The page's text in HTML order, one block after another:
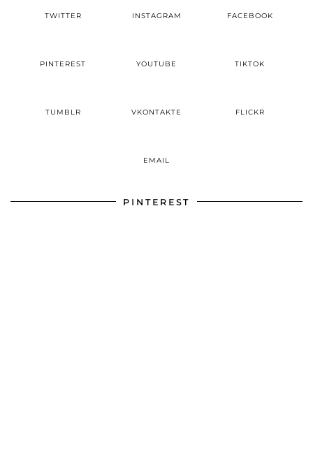
TWITTER INSTAGRAM FACEBOOK
PINTEREST YOUTUBE TIKTOK
TUMBLR VKONTAKTE FLICKR
EMAIL
PINTEREST